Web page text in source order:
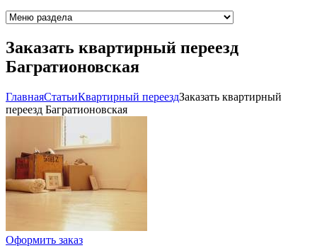
Заказать квартирный переезд
Багратионовская
ГлавнаяCтатьиКвартирный переездЗаказать квартирный
переезд Багратионовская
Оформить заказ